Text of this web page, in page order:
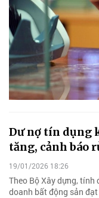
Dư nợ tín dụng
tăng, cảnh báo
19/01/2026 18:26
Theo Bộ Xây dựng,
doanh bất động sản